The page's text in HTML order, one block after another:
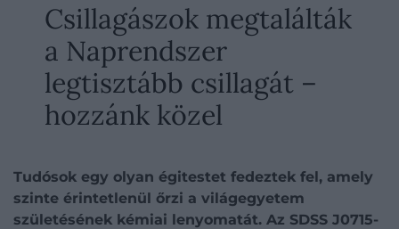
Csillagászok megtalálták
a Naprendszer
legtisztább csillagát –
hozzánk közel
Tudósok egy olyan égitestet fedeztek fel, amely
szinte érintetlenül őrzi a világegyetem
születésének kémiai lenyomatát. Az SDSS J0715-